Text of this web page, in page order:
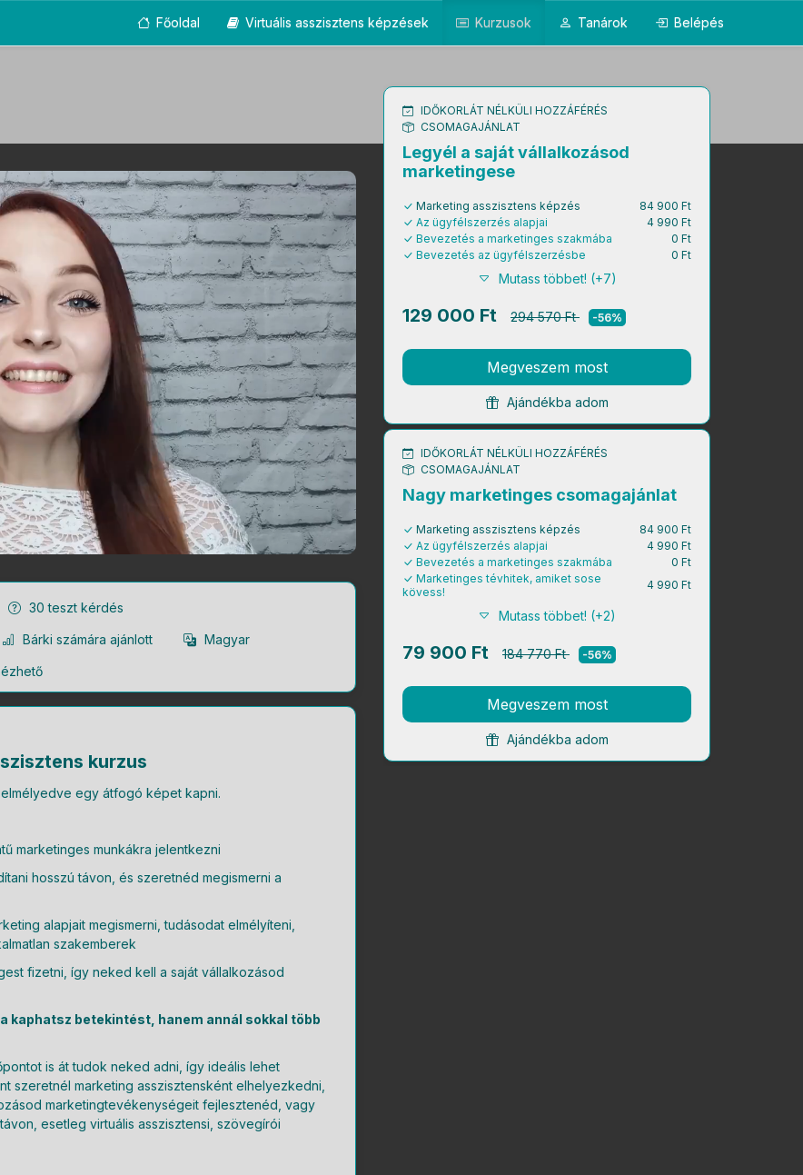
Főoldal Virtuális asszisztens képzések Kurzusok Tanárok Belépés
30teszt kérdés
Bárki számára ajánlott Magyar
kurzus
egy átfogó képet kapni.
marketinges munkákra jelentkezni
hosszú távon, és szeretnéd megismerni a
alapjait megismerni, tudásodat elmélyíteni,
szakemberek
fizetni, így neked kell a saját vállalkozásod
kaphatsz betekintést, hanem annál sokkal több
is át tudok neked adni, így ideális lehet
szeretnél marketing asszisztensként elhelyezkedni,
marketingtevékenységeit fejlesztenéd, vagy
esetleg virtuális asszisztensi, szövegírói
IDŐKORLÁT NÉLKÜLI HOZZÁFÉRÉS
CSOMAGAJÁNLAT
Legyél a saját vállalkozásod
marketingese
Marketing asszisztens képzés
84 900 Ft
Az ügyfélszerzés alapjai
4 990 Ft
Bevezetés a marketinges szakmába
0 Ft
Bevezetés az ügyfélszerzésbe
0 Ft
Mutass többet! (+7)
129 000 Ft 294 570 Ft -56%
Megveszem most
Ajándékba adom
IDŐKORLÁT NÉLKÜLI HOZZÁFÉRÉS
CSOMAGAJÁNLAT
Nagy marketinges csomagajánlat
Marketing asszisztens képzés
84 900 Ft
Az ügyfélszerzés alapjai
4 990 Ft
Bevezetés a marketinges szakmába
0 Ft
Marketinges tévhitek, amiket sose
kövess!
4 990 Ft
Mutass többet! (+2)
79 900 Ft 184 770 Ft -56%
Megveszem most
Ajándékba adom